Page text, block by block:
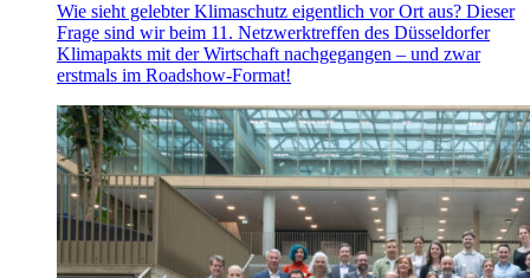
Wie sieht gelebter Klimaschutz eigentlich vor Ort aus? Dieser
Frage sind wir beim 11. Netzwerktreffen des Düsseldorfer
Klimapakts mit der Wirtschaft nachgegangen – und zwar
erstmals im Roadshow-Format!